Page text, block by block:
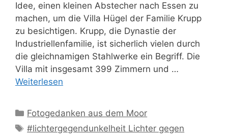
Idee, einen kleinen Abstecher nach Essen zu
machen, um die Villa Hügel der Familie Krupp
zu besichtigen. Krupp, die Dynastie der
Industriellenfamilie, ist sicherlich vielen durch
die gleichnamigen Stahlwerke ein Begriff. Die
Villa mit insgesamt 399 Zimmern und …
Weiterlesen
Kategorien
Fotogedanken aus dem Moor
Schlagwörter
#lichtergegendunkelheit Lichter gegen